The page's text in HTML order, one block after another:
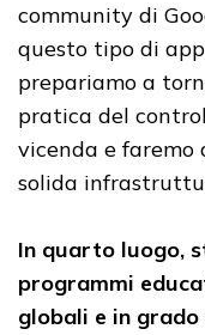
community di
questo tipo di
prepariamo a
pratica del
vicenda e
solida
In quarto luogo,
programmi
globali e in